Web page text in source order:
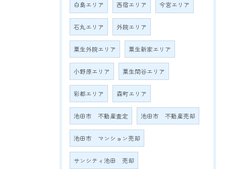
白島エリア 西宿エリア 今宮エリア
石丸エリア 外院エリア
粟生外院エリア 粟生新家エリア
小野原エリア 粟生間谷エリア
彩都エリア 森町エリア
池田市 不動産査定 池田市 不動産売却
池田市 マンション売却
サンシティ池田 売却